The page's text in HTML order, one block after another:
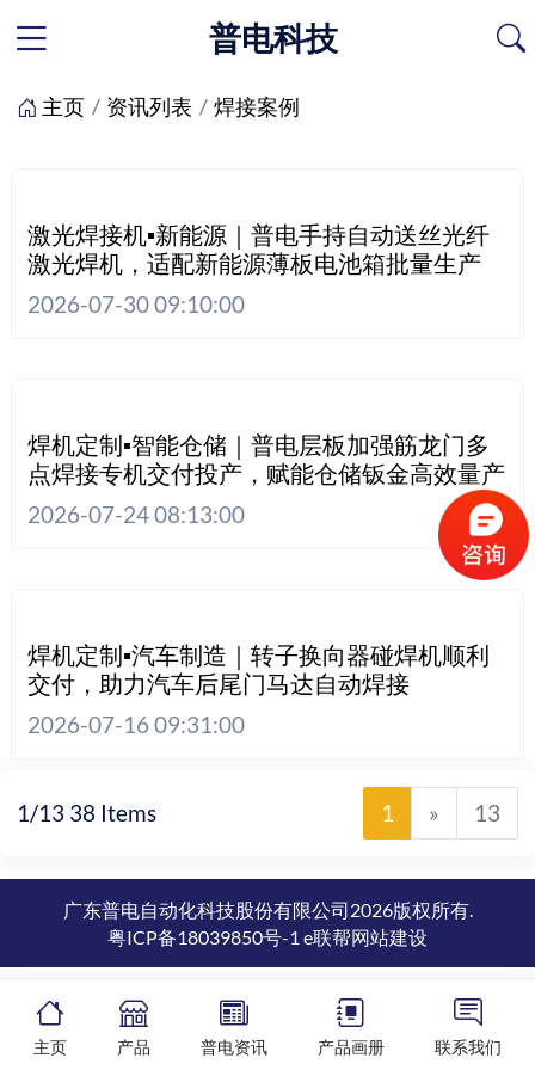
普电科技
主页 资讯列表 焊接案例
激光焊接机▪新能源｜普电手持自动送丝光纤
激光焊机，适配新能源薄板电池箱批量生产
2026-07-30 09:10:00
焊机定制▪智能仓储｜普电层板加强筋龙门多
点焊接专机交付投产，赋能仓储钣金高效量产
2026-07-24 08:13:00
焊机定制▪汽车制造｜转子换向器碰焊机顺利
交付，助力汽车后尾门马达自动焊接
2026-07-16 09:31:00
1/13 38 Items 1 » 13
广东普电自动化科技股份有限公司2026版权所有.
粤ICP备18039850号-1 e联帮网站建设
主页 产品 普电资讯 产品画册 联系我们